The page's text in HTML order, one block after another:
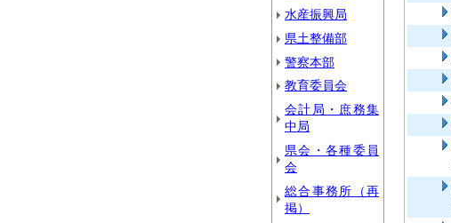
水産振興局
県土整備部
警察本部
教育委員会
会計局・庶務集
中局
県会・各種委員
会
総合事務所（再
掲）